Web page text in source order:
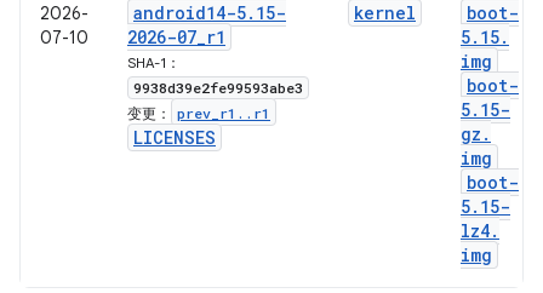
2026-
07-10
android14-5. 15-
2026-07_r1
SHA-1：
9938d39e2fe99593abe3
变更： prev r1 . . r1
LICENSES
kernel
boot-
5. 15.
img
boot-
5. 15-
gz .
img
boot-
5. 15-
lz4.
img